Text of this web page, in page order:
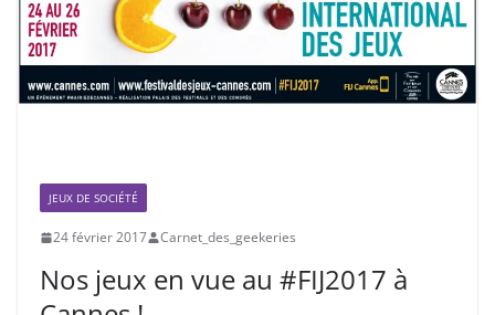
JEUX DE SOCIÉTÉ
24 février 2017 Carnet_des_geekeries
Nos jeux en vue au #FIJ2017 à